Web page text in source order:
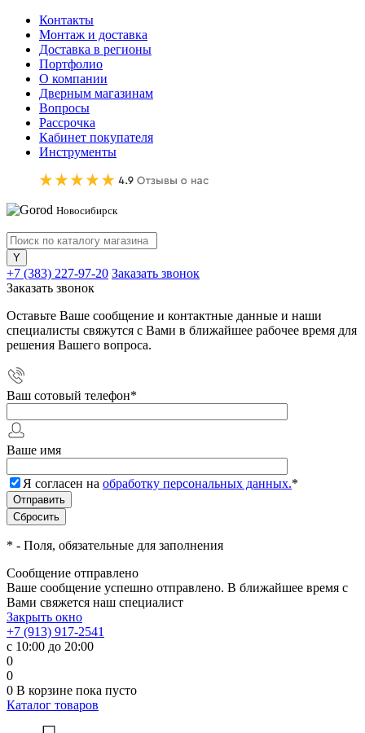
Контакты
Монтаж и доставка
Доставка в регионы
Портфолио
О компании
Дверным магазинам
Вопросы
Рассрочка
Кабинет покупателя
Инструменты
Новосибирск
+7 (383) 227-97-20 Заказать звонок
Заказать звонок
Оставьте Ваше сообщение и контактные данные и наши
специалисты свяжутся с Вами в ближайшее рабочее время для
решения Вашего вопроса.
Ваш сотовый телефон*
Ваше имя
Я согласен на обработку персональных данных.*
* - Поля, обязательные для заполнения
Сообщение отправлено
Ваше сообщение успешно отправлено. В ближайшее время с
Вами свяжется наш специалист
Закрыть окно
+7 (913) 917-2541
с 10:00 до 20:00
0
0
0 В корзине пока пусто
Каталог товаров